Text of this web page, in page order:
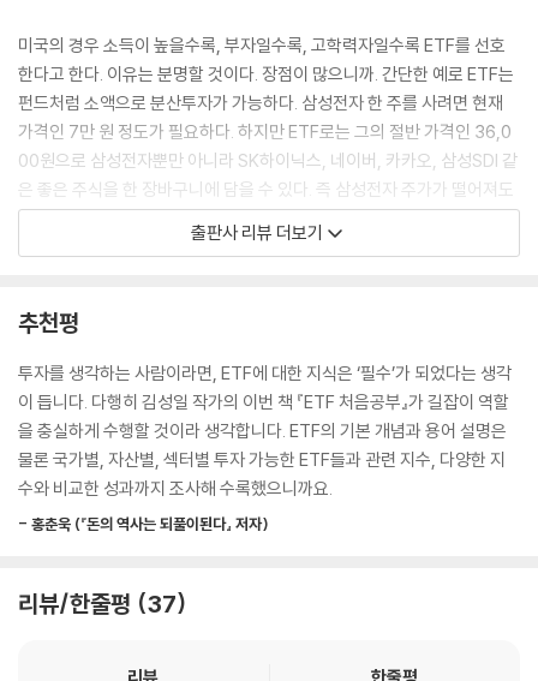
개입니다. 이중 국내 증권사가 38개, 외국계 증권사가 20개입니다. 국내
증권사 28개 중 코스피나 코스닥 시장에 상장한 회사는 21개입니다.
--- p.92
우리나라에 출시된 선진국 주식 ETF는 총 4가지가 있습니다. 3개는 환헤
지형(H)이고, 1개는 환노출형입니다. 같은 선진국 주식형이라도 기초지수
와 환헤지 여부에 따라 성과나 움직임이 다릅니다. 따라서 기초지수에 대
해 이해하고, 환헤지 여부를 살펴본 후 ETF를 선택해야 합니다.
--- p.205
전통적인 ETF는 시장지수를 추종하는 것을 목적으로 합니다. 그런데 지수
운용 전략 중 하나가 스마트베타입니다. 스마트베타는 시장베타에 대비되
는 의미로, 대안베타, 진보베타, 전략베타로도 불립니다. 또는 여러 가지
요인(팩터)을 사용하는 투자라는 의미로 팩터인베스팅이라고도 부릅니
다.
--- p.356
정하는 것은 생각만큼 좋은 결과를 가져오지 못할 수 있습니다. 유행에 편
미국의 경우 소득이 높을수록, 부자일수록, 고학력자일수록 ETF를 선호
한다고 한다. 이유는 분명할 것이다. 장점이 많으니까. 간단한 예로 ETF는
펀드처럼 소액으로 분산투자가 가능하다. 삼성전자 한 주를 사려면 현재
가격인 7만 원 정도가 필요하다. 하지만 ETF로는 그의 절반 가격인 36,0
00원으로 삼성전자뿐만 아니라 SK하이닉스, 네이버, 카카오, 삼성SDI 같
은 좋은 주식을 한 장바구니에 담을 수 있다. 즉 삼성전자 주가가 떨어져도
같은 장바구니에 담겨 있는 다른 종목의 주가가 올라가면 내가 산 ETF 역
시 올라갈 수 있다는 것이다. 이런 점에서 ETF는 분산투자의 효과를 가진
다양한 자산군에 투자할 수 있다.
극소수의 헤지펀드 혹은 프로 투자자들만 가능하던 다양한 전략을 실행할
수 있다.
소액으로 분산투자가 가능하다.
일반 펀드보다 운용보수가 저렴하고 중도환매수수료가 없다.
증권거래세가 면제되기 때문에 세금 측면에서 유리하다.
정책에 따라 섹터나 테마에 투자하기 용이하다.
등락의 폭이 크지 않아 비교적 안전하게 매매 경험을 쌓을 수 있다.
출판사 리뷰 더보기
추천평
투자를 생각하는 사람이라면, ETF에 대한 지식은 ‘필수’가 되었다는 생각
이 듭니다. 다행히 김성일 작가의 이번 책 『ETF 처음공부』가 길잡이 역할
을 충실하게 수행할 것이라 생각합니다. ETF의 기본 개념과 용어 설명은
물론 국가별, 자산별, 섹터별 투자 가능한 ETF들과 관련 지수, 다양한 지
수와 비교한 성과까지 조사해 수록했으니까요.
- 홍춘욱 (『돈의 역사는 되풀이된다』 저자)
리뷰/한줄평 37